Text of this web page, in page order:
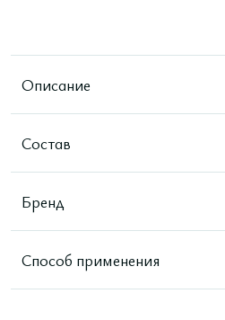
Описание
Состав
Бренд
Способ применения